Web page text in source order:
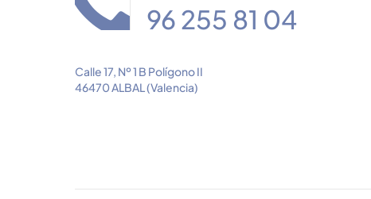
96 255 81 04
Calle 17, Nº 1 B Polígono II
46470 ALBAL (Valencia)